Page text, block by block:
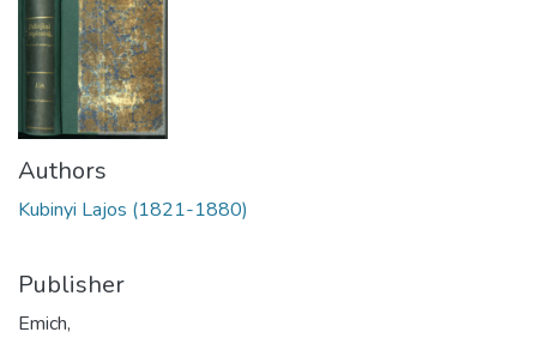
Authors
Kubinyi Lajos (1821-1880)
Publisher
Emich,